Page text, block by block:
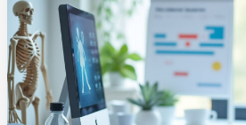
laquelle
transformera
vraiment
votre
entreprise
?